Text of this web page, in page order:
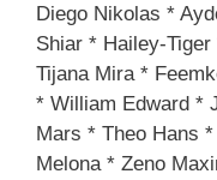
Diego Nikolas *
Shiar * Hailey-Tiger
Tijana Mira *
* William Edward *
Mars * Theo Hans
Melona * Zeno